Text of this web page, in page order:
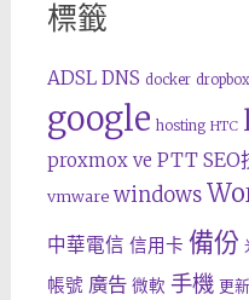
標籤
ADSL DNS docker dropbox
google hosting HTC
proxmox ve PTT SEO
vmware windows
中華電信 信用卡 備份
帳號 廣告 微軟 手機 更新